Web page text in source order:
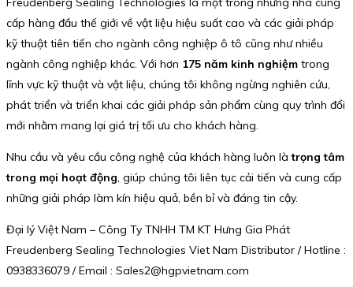
cấp hàng đầu thế giới về vật liệu hiệu suất cao và các giải pháp
kỹ thuật tiên tiến cho ngành công nghiệp ô tô cũng như nhiều
ngành công nghiệp khác. Với hơn 175 năm kinh nghiệm trong
lĩnh vực kỹ thuật và vật liệu, chúng tôi không ngừng nghiên cứu,
phát triển và triển khai các giải pháp sản phẩm cùng quy trình đổi
mới nhằm mang lại giá trị tối ưu cho khách hàng.
Nhu cầu và yêu cầu công nghệ của khách hàng luôn làtrọng tâm
trong mọi hoạt động, giúp chúng tôi liên tục cải tiến và cung cấp
những giải pháp làm kín hiệu quả, bền bỉ và đáng tin cậy.
Đại lý Việt Nam – Công Ty TNHH TM KT Hưng Gia Phát
Freudenberg Sealing Technologies Viet Nam Distributor / Hotline :
0938336079 / Email : Sales2@hgpvietnam.com